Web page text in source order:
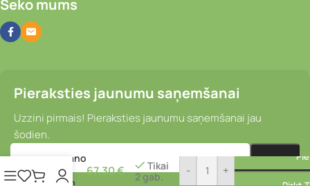
Seko mums
Pieraksties jaunumu saņemšanai
Uzzini pirmais! Pieraksties jaunumu saņemšanai jau
šodien.Bremžu
disks –
Shimano
RT-
67,30€
Tikai
2 gab.
- +